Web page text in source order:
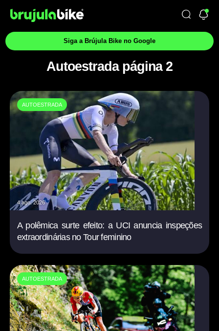
Siga a Brújula Bike no Google
Autoestrada página 2
AUTOESTRADA
4 ago. 2026
A polêmica surte efeito: a UCI anuncia inspeções
extraordinárias no Tour feminino
AUTOESTRADA